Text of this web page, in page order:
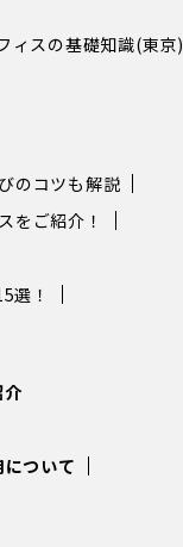
ィスの基礎知識(東京)
のコツも解説
をご紹介！
選！
介
ついて